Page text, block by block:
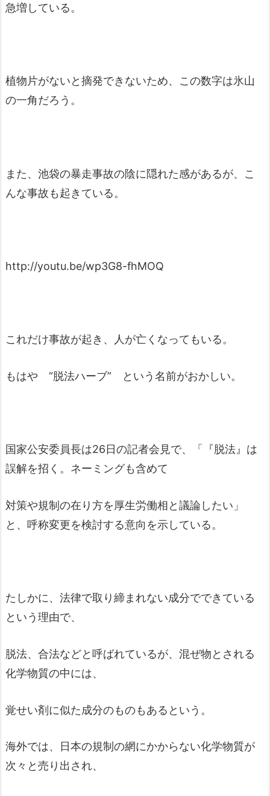
急増している。
植物片がないと摘発できないため、この数字は氷山
の一角だろう。
また、池袋の暴走事故の陰に隠れた感があるが、こ
んな事故も起きている。
http://youtu.be/wp3G8-fhMOQ
これだけ事故が起き、人が亡くなってもいる。
もはや “脱法ハーブ” という名前がおかしい。
国家公安委員長は26日の記者会見で、「『脱法』は
誤解を招く。ネーミングも含めて
対策や規制の在り方を厚生労働相と議論したい」
と、呼称変更を検討する意向を示している。
たしかに、法律で取り締まれない成分でできている
という理由で、
脱法、合法などと呼ばれているが、混ぜ物とされる
化学物質の中には、
覚せい剤に似た成分のものもあるという。
海外では、日本の規制の網にかからない化学物質が
次々と売り出され、